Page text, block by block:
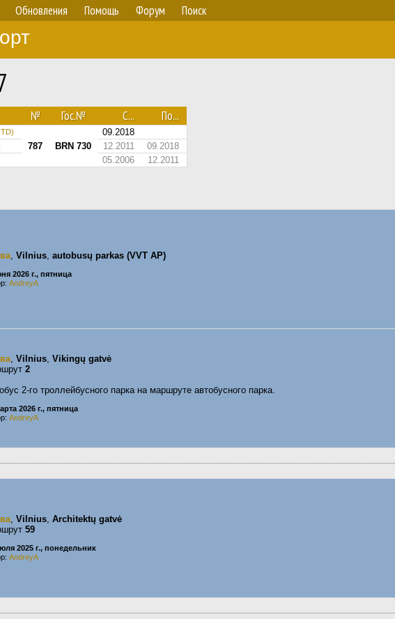
Обновления Помощь Форум Поиск
№ Гос.№ С... По...
787 BRN 730
09.2018
12.2011 09.2018
05.2006 12.2011
, Vilnius, autobusų parkas (VVT AP)
2026 г., пятница
AndreyA
, Vilnius, Vikingų gatvė
2
2-го троллейбусного парка на маршруте автобусного парка.
2026 г., пятница
AndreyA
, Vilnius, Architektų gatvė
59
2025 г., понедельник
AndreyA